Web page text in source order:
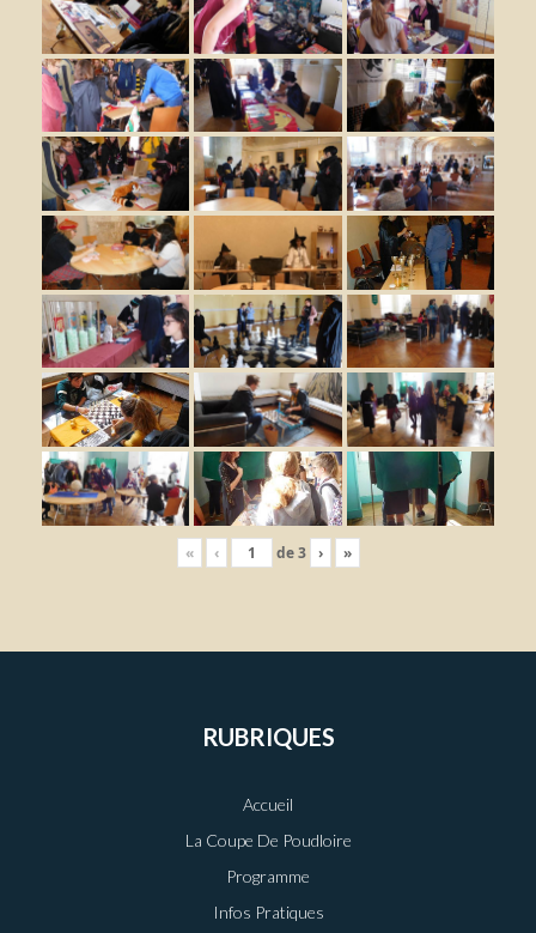
« ‹ de3 › »
RUBRIQUES
Accueil
La Coupe De Poudloire
Programme
Infos Pratiques